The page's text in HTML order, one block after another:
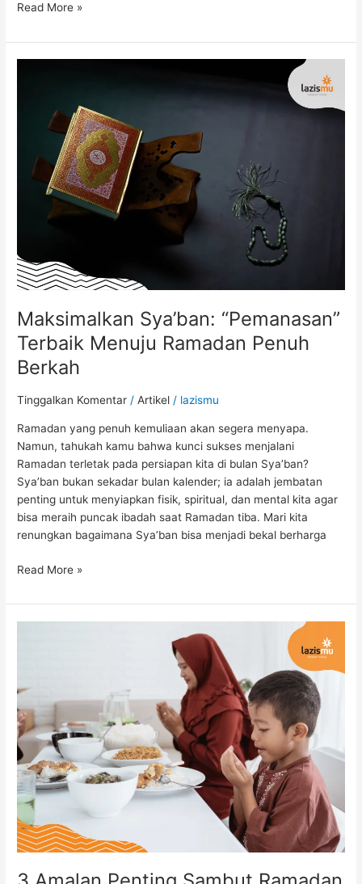
Read More »
Maksimalkan Sya’ban: “Pemanasan”
Terbaik Menuju Ramadan Penuh
Berkah
Tinggalkan Komentar /Artikel / lazismu
Ramadan yang penuh kemuliaan akan segera menyapa.
Namun, tahukah kamu bahwa kunci sukses menjalani
Ramadan terletak pada persiapan kita di bulan Sya’ban?
Sya’ban bukan sekadar bulan kalender; ia adalah jembatan
penting untuk menyiapkan fisik, spiritual, dan mental kita agar
bisa meraih puncak ibadah saat Ramadan tiba. Mari kita
renungkan bagaimana Sya’ban bisa menjadi bekal berharga
“Pemanasan”
Terbaik
Ramadan
Penuh
Berkah
Read More »
Ramadan
agar
Ibadah
Maksimal